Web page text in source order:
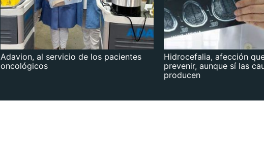
Adavion, al servicio de los pacientes
oncológicos
Hidrocefalia, afección
prevenir, aunque sí las
producen